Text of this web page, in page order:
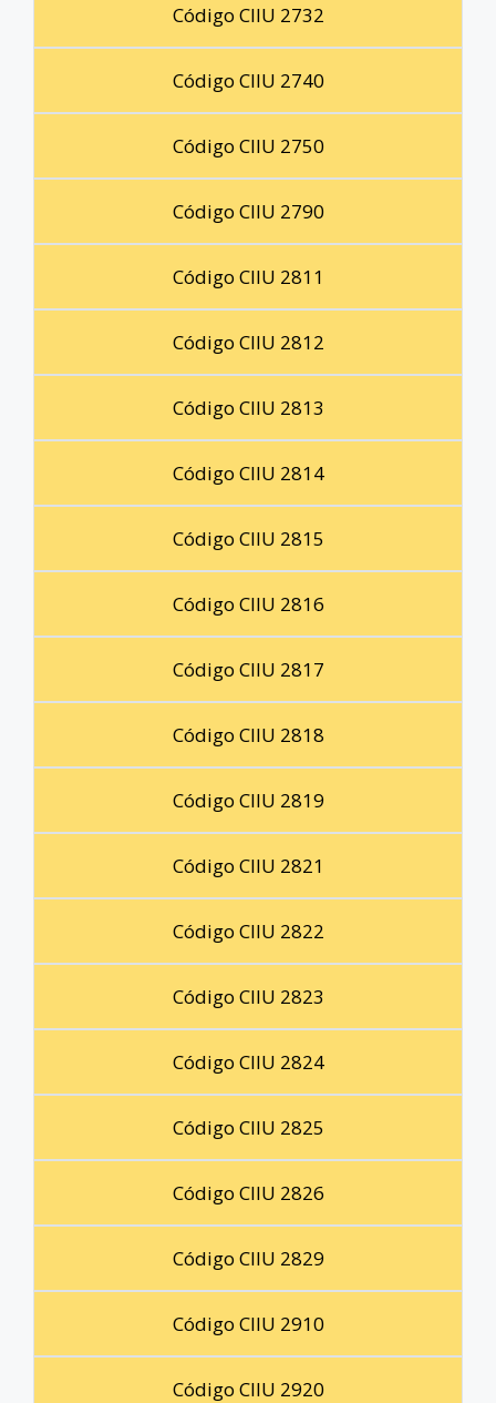
Código CIIU 2732
Código CIIU 2740
Código CIIU 2750
Código CIIU 2790
Código CIIU 2811
Código CIIU 2812
Código CIIU 2813
Código CIIU 2814
Código CIIU 2815
Código CIIU 2816
Código CIIU 2817
Código CIIU 2818
Código CIIU 2819
Código CIIU 2821
Código CIIU 2822
Código CIIU 2823
Código CIIU 2824
Código CIIU 2825
Código CIIU 2826
Código CIIU 2829
Código CIIU 2910
Código CIIU 2920